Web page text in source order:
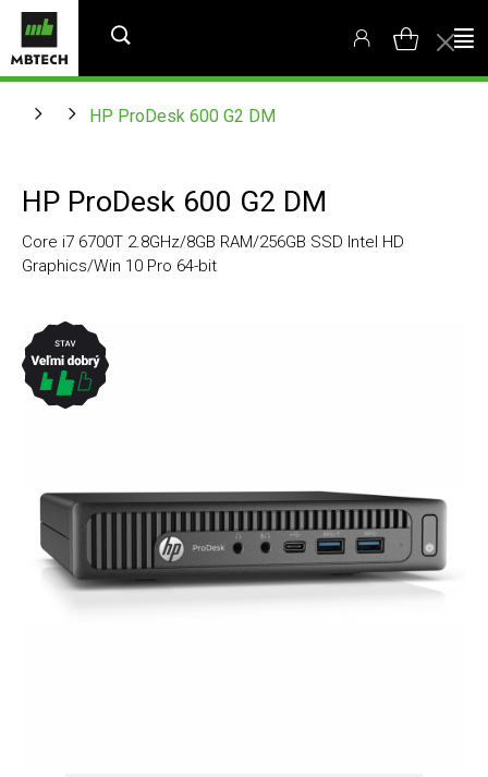
HP ProDesk 600 G2 DM
HP ProDesk 600 G2 DM
Core i7 6700T 2.8GHz/8GB RAM/256GB SSD Intel HD
Graphics/Win 10 Pro 64-bit